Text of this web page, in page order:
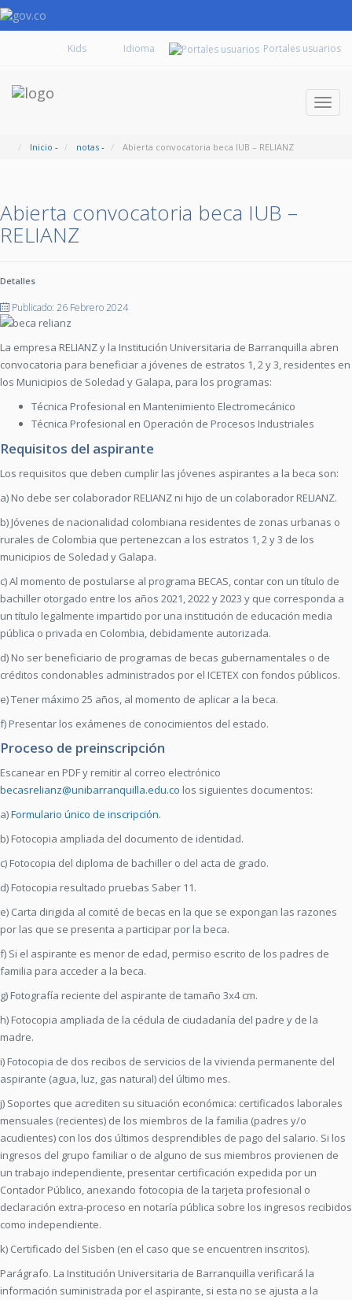
Kids Portales usuarios
Inicio - notas - Abierta convocatoria beca IUB – RELIANZ
Abierta convocatoria beca IUB –
RELIANZ
Detalles
Publicado: 26 Febrero 2024
La empresa RELIANZ y la Institución Universitaria de Barranquilla abren
convocatoria para beneficiar a jóvenes de estratos 1, 2 y 3, residentes en
los Municipios de Soledad y Galapa, para los programas:
Técnica Profesional en Mantenimiento Electromecánico
Técnica Profesional en Operación de Procesos Industriales
Requisitos del aspirante
Los requisitos que deben cumplir las jóvenes aspirantes a la beca son:
a) No debe ser colaborador RELIANZ ni hijo de un colaborador RELIANZ.
b) Jóvenes de nacionalidad colombiana residentes de zonas urbanas o
rurales de Colombia que pertenezcan a los estratos 1, 2 y 3 de los
municipios de Soledad y Galapa.
c) Al momento de postularse al programa BECAS, contar con un título de
bachiller otorgado entre los años 2021, 2022 y 2023 y que corresponda a
un título legalmente impartido por una institución de educación media
pública o privada en Colombia, debidamente autorizada.
d) No ser beneficiario de programas de becas gubernamentales o de
créditos condonables administrados por el ICETEX con fondos públicos.
e) Tener máximo 25 años, al momento de aplicar a la beca.
f) Presentar los exámenes de conocimientos del estado.
Proceso de preinscripción
Escanear en PDF y remitir al correo electrónico
becasrelianz@unibarranquilla.edu.co los siguientes documentos:
a)Formulario único de inscripción.
b) Fotocopia ampliada del documento de identidad.
c) Fotocopia del diploma de bachiller o del acta de grado.
d) Fotocopia resultado pruebas Saber 11.
e) Carta dirigida al comité de becas en la que se expongan las razones
por las que se presenta a participar por la beca.
f) Si el aspirante es menor de edad, permiso escrito de los padres de
familia para acceder a la beca.
g) Fotografía reciente del aspirante de tamaño 3x4 cm.
h) Fotocopia ampliada de la cédula de ciudadanía del padre y de la
madre.
i) Fotocopia de dos recibos de servicios de la vivienda permanente del
aspirante (agua, luz, gas natural) del último mes.
j) Soportes que acrediten su situación económica: certificados laborales
mensuales (recientes) de los miembros de la familia (padres y/o
acudientes) con los dos últimos desprendibles de pago del salario. Si los
ingresos del grupo familiar o de alguno de sus miembros provienen de
un trabajo independiente, presentar certificación expedida por un
Contador Público, anexando fotocopia de la tarjeta profesional o
declaración extra-proceso en notaría pública sobre los ingresos recibidos
como independiente.
k) Certificado del Sisben (en el caso que se encuentren inscritos).
Parágrafo. La Institución Universitaria de Barranquilla verificará la
información suministrada por el aspirante, si esta no se ajusta a la